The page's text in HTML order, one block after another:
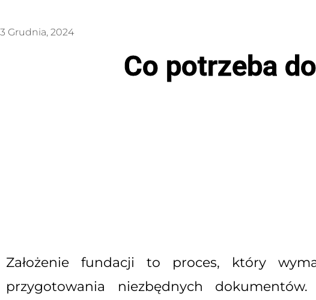
3 Grudnia, 2024
Co potrzeba
Założenie fundacji to proces, który
przygotowania niezbędnych